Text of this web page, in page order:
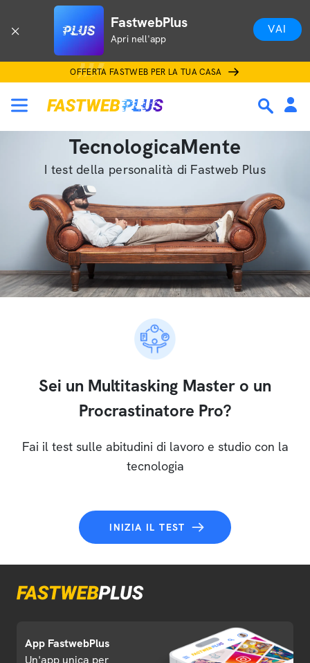
FastwebPlus
Apri nell'app
VAI
OFFERTA FASTWEB PER LA TUA CASA
TecnologicaMente
I test della personalità di Fastweb Plus
Sei un Multitasking Master o un
Procrastinatore Pro?
Fai il test sulle abitudini di lavoro e studio con la
tecnologia
INIZIA IL TEST
App FastwebPlus
Un'app unica per